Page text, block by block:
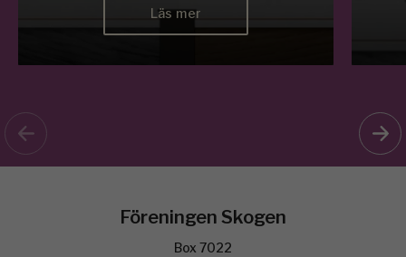
Läs mer
Föreningen Skogen
Box 7022